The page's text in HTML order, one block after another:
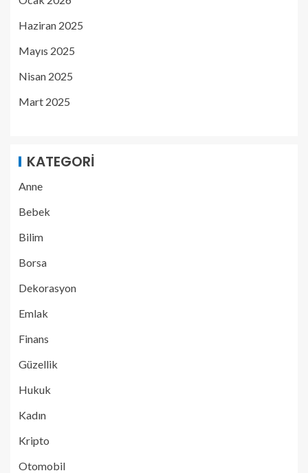
Haziran 2025
Mayıs 2025
Nisan 2025
Mart 2025
KATEGORI
Anne
Bebek
Bilim
Borsa
Dekorasyon
Emlak
Finans
Güzellik
Hukuk
Kadın
Kripto
Otomobil